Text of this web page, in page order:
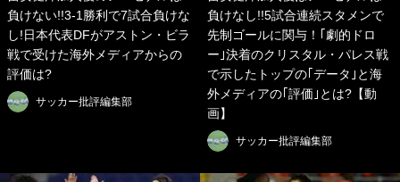
負けない!!3-1勝利で7試合負けな
し!日本代表DFがアストン・ビラ
戦で受けた海外メディアからの
評価は?
サッカー批評編集部
負けなし!!5試合連続スタメンで
先制ゴールに関与！｢劇的ドロ
ー｣決着のクリスタル・パレス戦
で示したトップの｢データ｣と海
外メディアの｢評価｣とは?【動
画】
サッカー批評編集部